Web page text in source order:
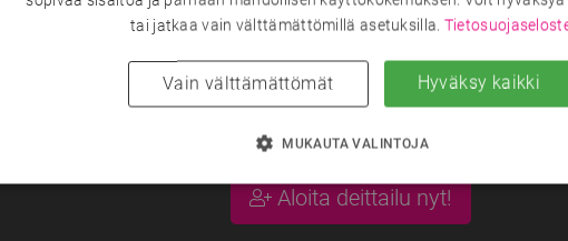
löydä
Aloita deittailu nyt!
tai jatkaa vain välttämättömillä asetuksilla.
Hyväksy kaikki
Vain välttämättömät
MUKAUTA VALINTOJA